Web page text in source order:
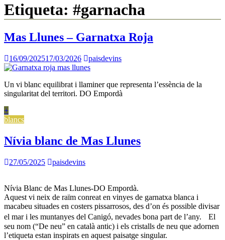
Etiqueta: #garnacha
Mas Llunes – Garnatxa Roja
16/09/202517/03/2026 paisdevins
Un vi blanc equilibrat i llaminer que representa l’essència de la
singularitat del territori. DO Empordà
+
blancs
Nívia blanc de Mas Llunes
27/05/2025 paisdevins
Nívia Blanc de Mas Llunes-DO Empordà.
Aquest vi neix de raïm conreat en vinyes de garnatxa blanca i
macabeu situades en costers pissarrosos, des d’on és possible divisar
el mar i les muntanyes del Canigó, nevades bona part de l’any. El
seu nom (“De neu” en català antic) i els cristalls de neu que adornen
l’etiqueta estan inspirats en aquest paisatge singular.